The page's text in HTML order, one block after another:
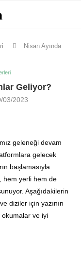
Nisan Ayında
Geliyor?
03/2023
geleneği devam
gelecek
başlamasıyla
hem yerli hem de
Aşağıdakilerin
diziler için yazının
ve iyi